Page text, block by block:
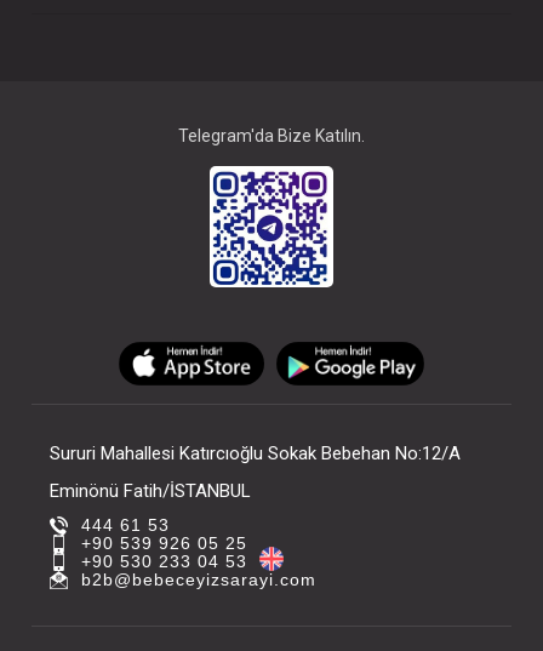
Telegram'da Bize Katılın.
Sururi Mahallesi Katırcıoğlu Sokak Bebehan No:12/A
Eminönü Fatih/İSTANBUL
444 61 53
+90 539 926 05 25
+90 530 233 04 53
b2b@bebeceyizsarayi.com